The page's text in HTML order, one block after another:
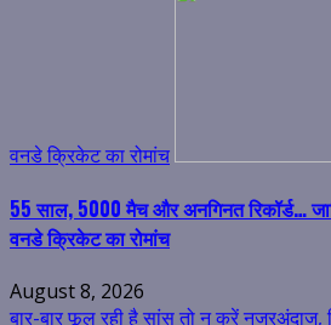
वनडे क्रिकेट का रोमांच
55 साल, 5000 मैच और अनगिनत रिकॉर्ड…
वनडे क्रिकेट का रोमांच
August 8, 2026
बार-बार फूल रही है सांस तो न करें